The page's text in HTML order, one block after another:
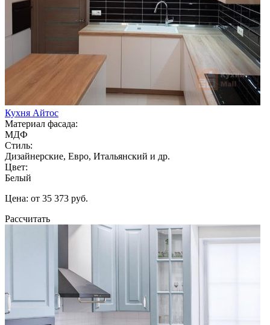
Кухня Айтос
Материал фасада:
МДФ
Стиль:
Дизайнерские, Евро, Итальянский и др.
Цвет:
Белый
Цена: от 35 373 руб.
Рассчитать